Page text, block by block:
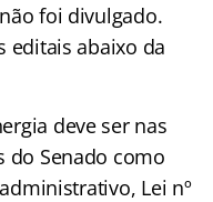
foi divulgado.
editais abaixo da
deve ser nas
do Senado como
Lei nº